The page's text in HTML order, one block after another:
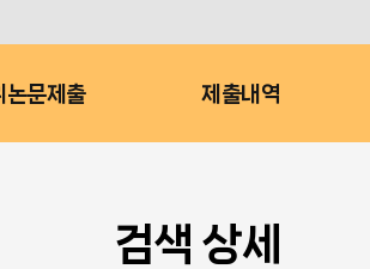
논문제출 제출내역
검색 상세